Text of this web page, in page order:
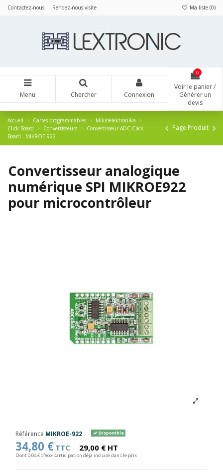
Contactez-nous Rendez-nous visite Ma liste (0)
Menu Chercher Connexion
0
Voir le panier /
Générer un
devis
Accueil Cartes programmables
Mikroelektronika
Click Board
Convertisseurs
Convertisseur ADC Click
Board - MIKROE-922
Page Produit
Convertisseur analogique
numérique SPI MIKROE922
pour microcontrôleur
Référence MIKROE-922 Disponible
34,80 € TTC 29,00 € HT
Dont 0,04 € d'eco-participation déjà incluse dans le prix
Panneau de gestion des cookies